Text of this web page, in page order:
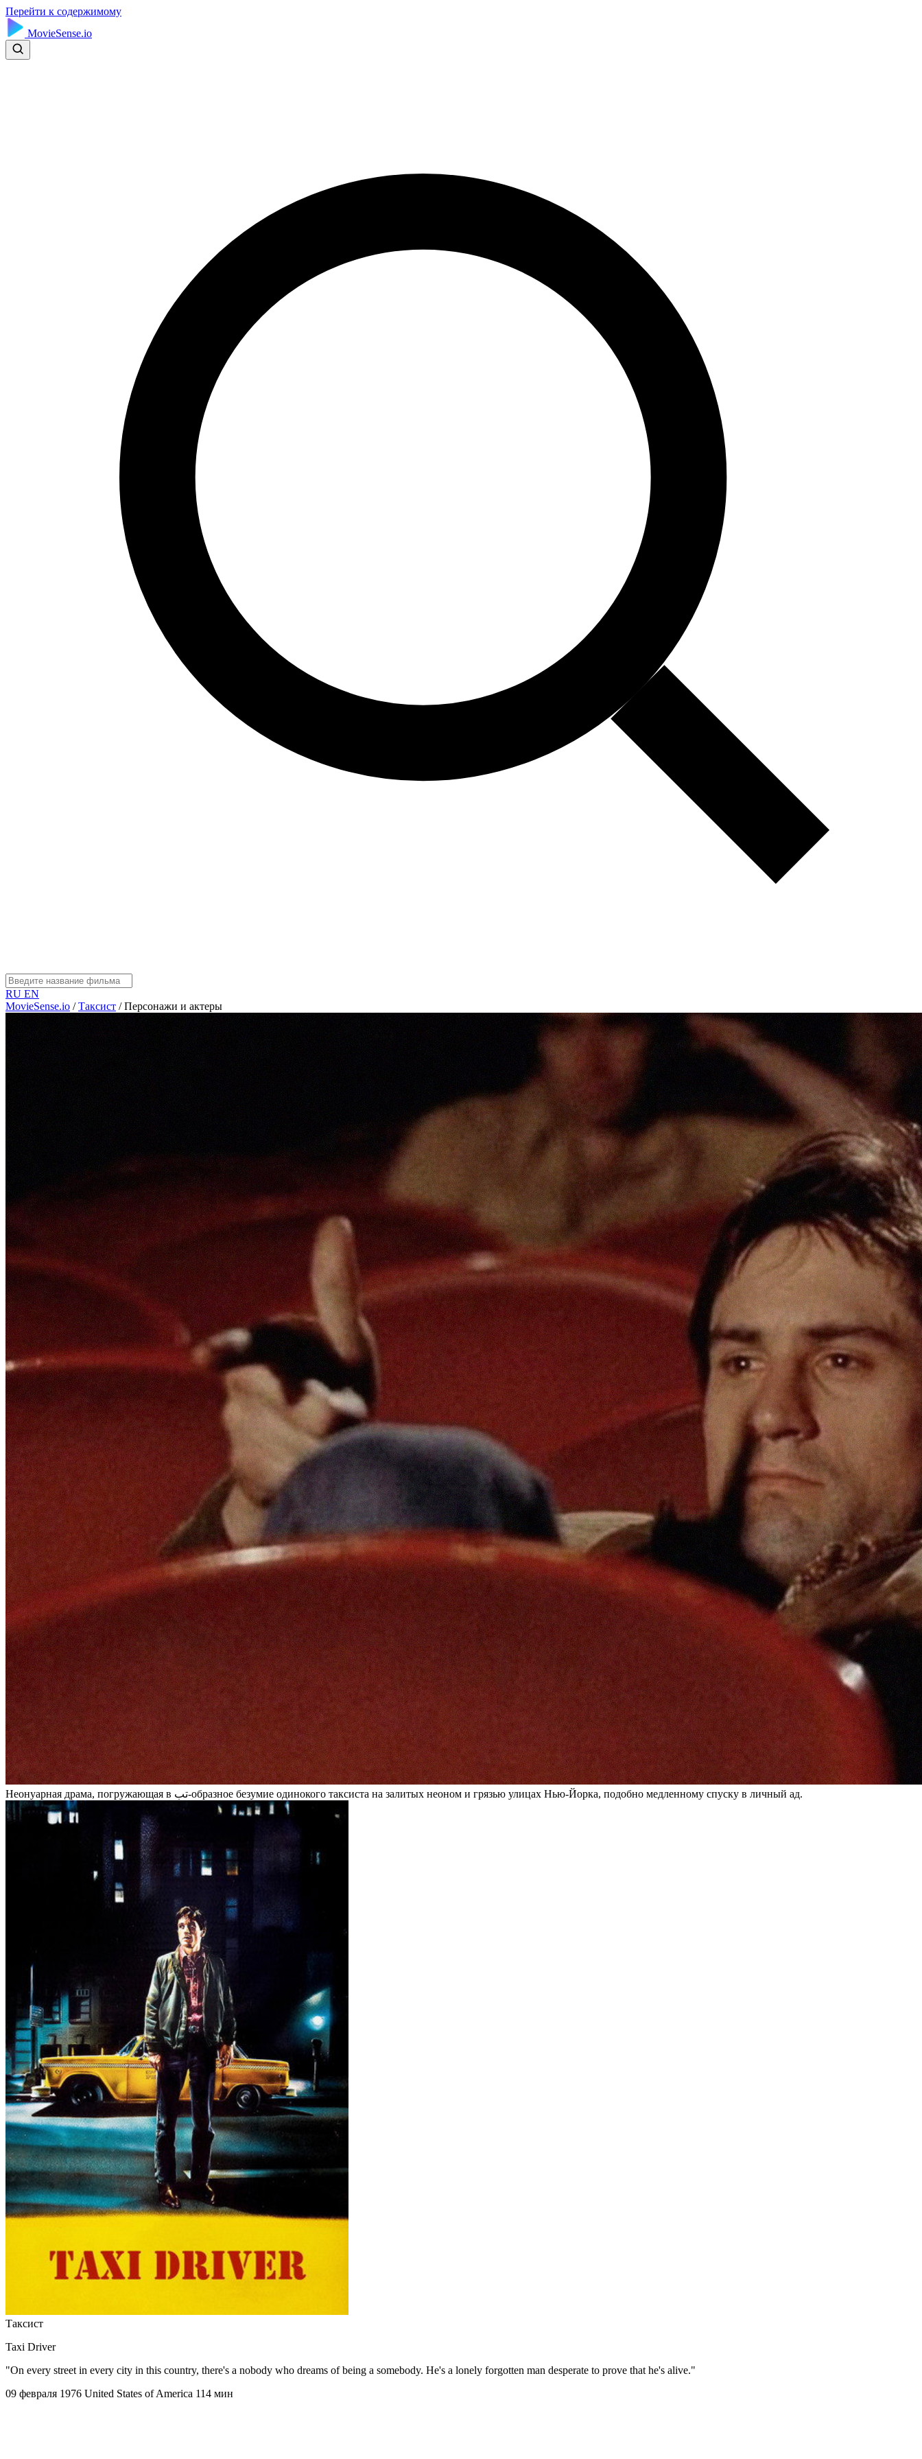
Перейти к содержимому
MovieSense.io
RU EN
MovieSense.io / Таксист / Персонажи и актеры
Неонуарная драма, погружающая в تب-образное безумие одинокого таксиста на залитых неоном и грязью улицах Нью-Йорка, подобно медленному спуску в личный ад.
Таксист
Taxi Driver
"On every street in every city in this country, there's a nobody who dreams of being a somebody. He's a lonely forgotten man desperate to prove that he's alive."
09 февраля 1976 United States of America 114 мин